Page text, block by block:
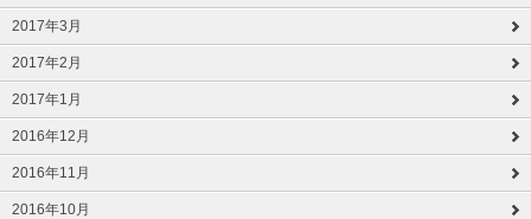
2017年3月
2017年2月
2017年1月
2016年12月
2016年11月
2016年10月